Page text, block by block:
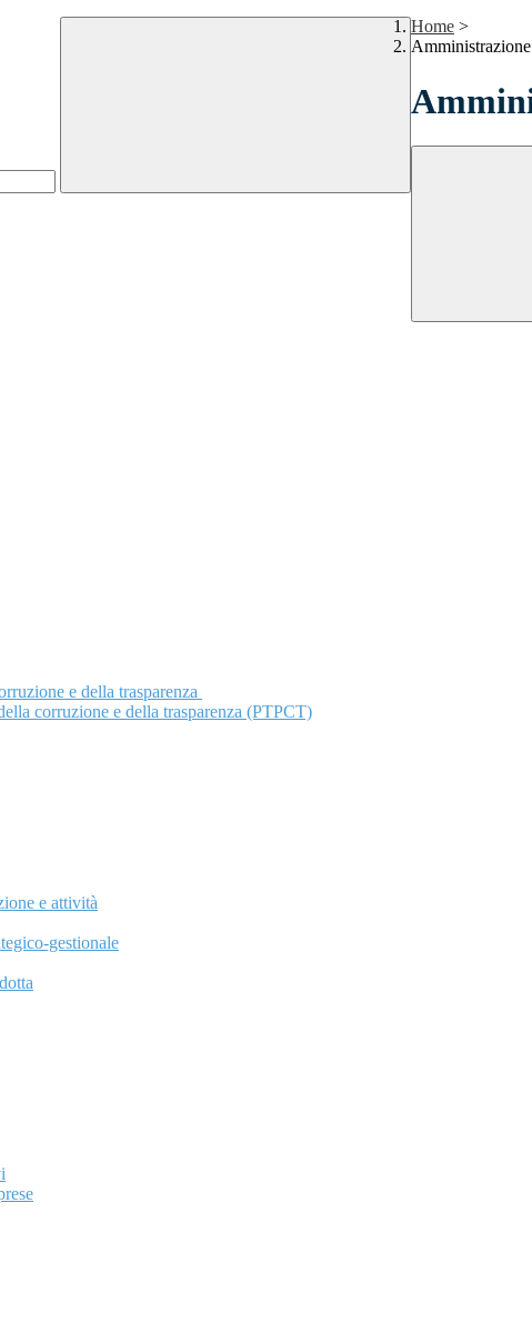
Home >
e della trasparenza
corruzione e della trasparenza (PTPCT)
e attività
gestionale